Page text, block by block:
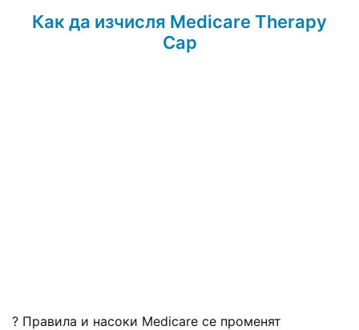
Как да изчисля Medicare Therapy
Cap
? Правила и насоки Medicare се променят